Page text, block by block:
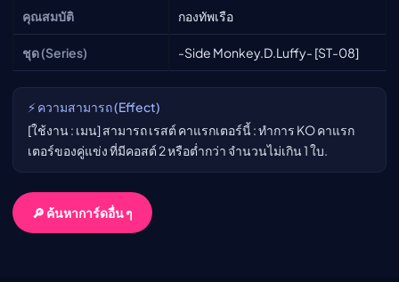
คุณสมบัติ กองทัพเรือ
ชุด (Series) -Side Monkey.D.Luffy- [ST-08]
⚡ ความสามารถ (Effect)
[ใช้งาน : เมน] สามารถ เรสต์ คาแรกเตอร์นี้ : ทำการ KO คาแรก
เตอร์ของคู่แข่ง ที่มีคอสต์ 2 หรือต่ำกว่า จำนวนไม่เกิน 1 ใบ.
🔎 ค้นหาการ์ดอื่น ๆ